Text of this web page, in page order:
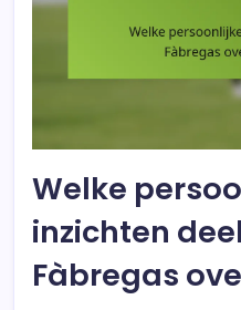
Welke
inzichten
Fàbregas